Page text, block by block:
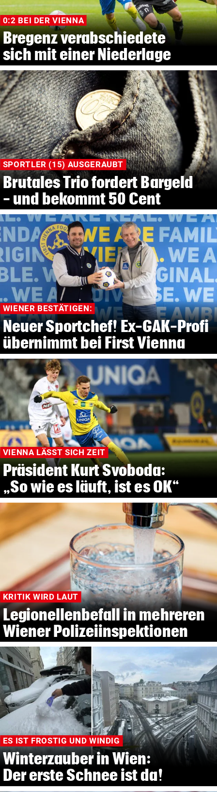
0:2 BEI DER VIENNA
Bregenz verabschiedete
sich mit einer Niederlage
SPORTLER (15) AUSGERAUBT
Brutales Trio fordert Bargeld
- und bekommt 50 Cent
WIENER BESTÄTIGEN:
Neuer Sportchef! Ex-GAK-Profi
übernimmt bei First Vienna
VIENNA LÄSST SICH ZEIT
Präsident Kurt Svoboda:
„So wie es läuft, ist es OK“
KRITIK WIRD LAUT
Legionellenbefall in mehreren
Wiener Polizeiinspektionen
ES IST FROSTIG UND WINDIG
Winterzauber in Wien:
Der erste Schnee ist da!